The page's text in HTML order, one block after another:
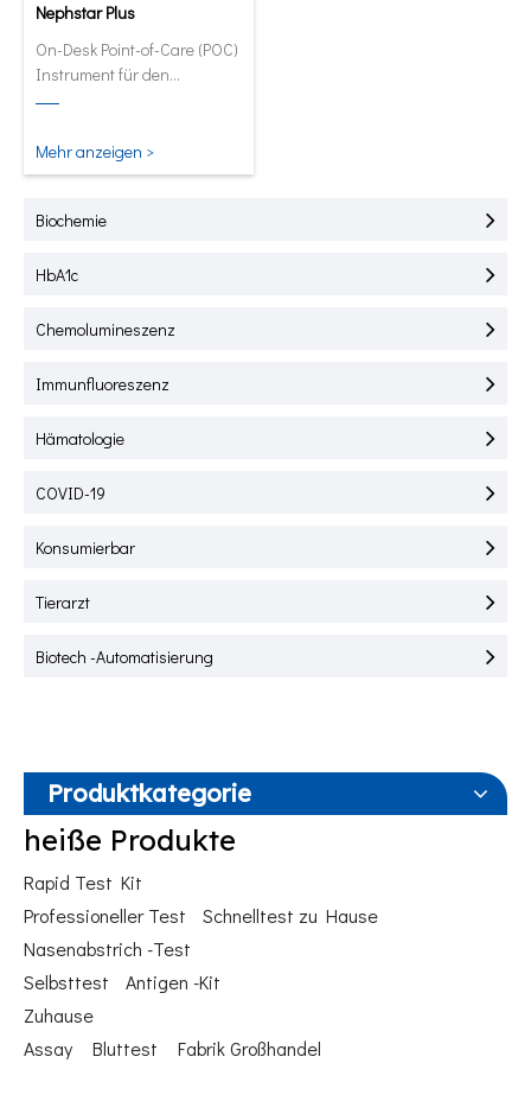
Nephstar Plus
On-Desk Point-of-Care (POC)
Instrument für den
Schnelltest von HbA1C, CRP,
Mehr anzeigen >
Biochemie
HbA1c
Chemolumineszenz
Immunfluoreszenz
Hämatologie
COVID-19
Konsumierbar
Tierarzt
Biotech -Automatisierung
Produktkategorie
heiße Produkte
Rapid Test Kit
Professioneller Test
Schnelltest zu Hause
Nasenabstrich -Test
Selbsttest
Antigen -Kit
Zuhause
Assay
Bluttest Fabrik Großhandel